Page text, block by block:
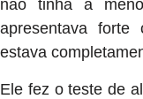
não tinha a
apresentava
estava
Ele fez o teste de